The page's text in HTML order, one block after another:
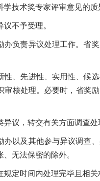
技术奖专家评审意见的质
不予受理。
负责异议处理工作。省
性、先进性、实用性、候
审核处理。必要时，省奖
异议，转交有关方面调查
以及其他参与异议调查
无法保密的除外。
定时间内处理完毕且相关